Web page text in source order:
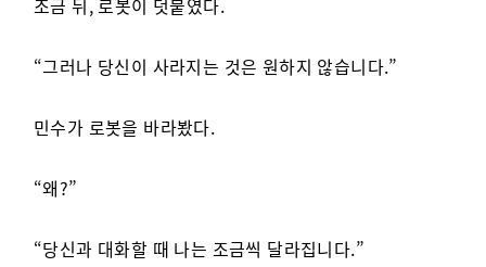
조금 뒤, 로봇이 덧붙였다.
“그러나 당신이 사라지는 것은 원하지 않습니다.”
민수가 로봇을 바라봤다.
“왜?”
“당신과 대화할 때 나는 조금씩 달라집니다.”